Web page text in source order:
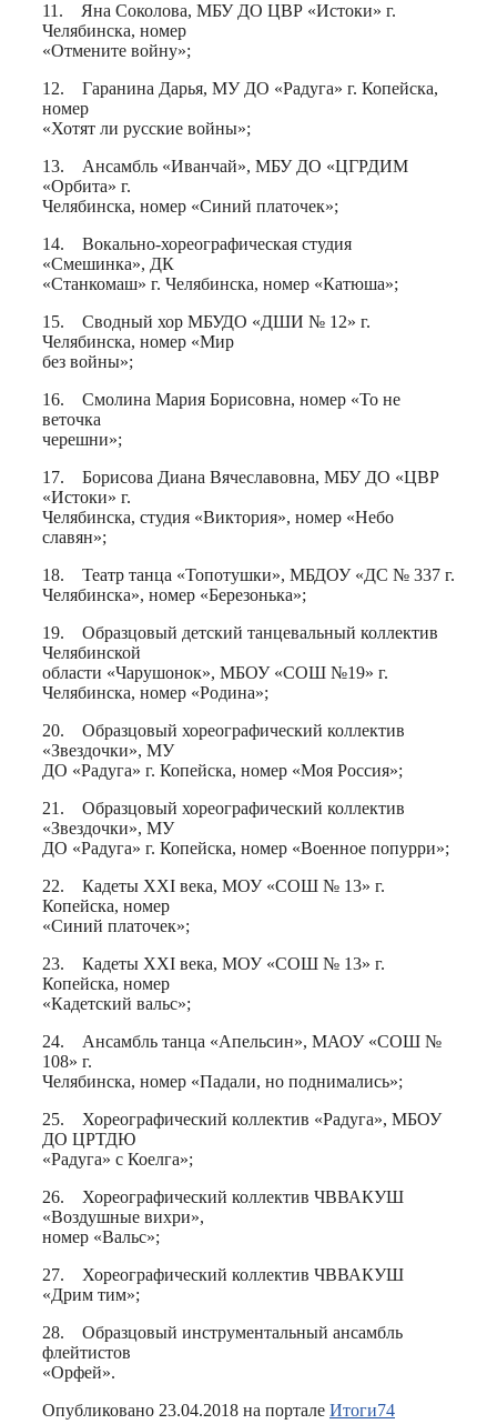
11. Яна Соколова, МБУ ДО ЦВР «Истоки» г.
Челябинска, номер
«Отмените войну»;
12. Гаранина Дарья, МУ ДО «Радуга» г. Копейска,
номер
«Хотят ли русские войны»;
13. Ансамбль «Иванчай», МБУ ДО «ЦГРДИМ
«Орбита» г.
Челябинска, номер «Синий платочек»;
14. Вокально-хореографическая студия
«Смешинка», ДК
«Станкомаш» г. Челябинска, номер «Катюша»;
15. Сводный хор МБУДО «ДШИ № 12» г.
Челябинска, номер «Мир
без войны»;
16. Смолина Мария Борисовна, номер «То не
веточка
черешни»;
17. Борисова Диана Вячеславовна, МБУ ДО «ЦВР
«Истоки» г.
Челябинска, студия «Виктория», номер «Небо
славян»;
18. Театр танца «Топотушки», МБДОУ «ДС № 337 г.
Челябинска», номер «Березонька»;
19. Образцовый детский танцевальный коллектив
Челябинской
области «Чарушонок», МБОУ «СОШ №19» г.
Челябинска, номер «Родина»;
20. Образцовый хореографический коллектив
«Звездочки», МУ
ДО «Радуга» г. Копейска, номер «Моя Россия»;
21. Образцовый хореографический коллектив
«Звездочки», МУ
ДО «Радуга» г. Копейска, номер «Военное попурри»;
22. Кадеты XXI века, МОУ «СОШ № 13» г.
Копейска, номер
«Синий платочек»;
23. Кадеты XXI века, МОУ «СОШ № 13» г.
Копейска, номер
«Кадетский вальс»;
24. Ансамбль танца «Апельсин», МАОУ «СОШ №
108» г.
Челябинска, номер «Падали, но поднимались»;
25. Хореографический коллектив «Радуга», МБОУ
ДО ЦРТДЮ
«Радуга» с Коелга»;
26. Хореографический коллектив ЧВВАКУШ
«Воздушные вихри»,
номер «Вальс»;
27. Хореографический коллектив ЧВВАКУШ
«Дрим тим»;
28. Образцовый инструментальный ансамбль
флейтистов
«Орфей».
Опубликовано 23.04.2018 на портале Итоги74